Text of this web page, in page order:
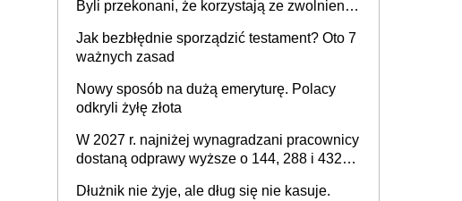
Byli przekonani, że korzystają ze zwolnienia
Jak bezbłędnie sporządzić testament? Oto 7
ważnych zasad
Nowy sposób na dużą emeryturę. Polacy
odkryli żyłę złota
W 2027 r. najniżej wynagradzani pracownicy
dostaną odprawy wyższe o 144, 288 i 432
Dłużnik nie żyje, ale dług się nie kasuje.